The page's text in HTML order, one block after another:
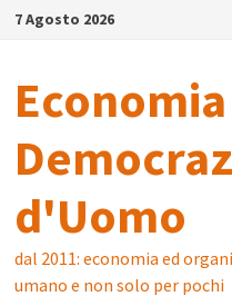
Skip7 Agosto 2026
d'Uomo
dal 2011: economia ed
umano e non solo per pochi